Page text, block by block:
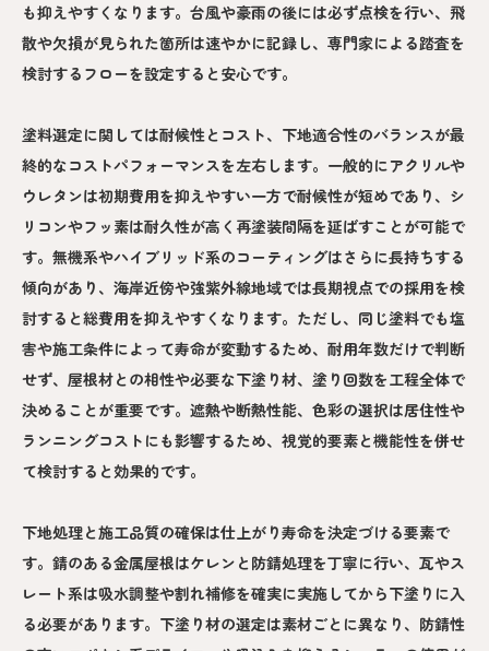
も抑えやすくなります。台風や豪雨の後には必ず点検を行い、飛
散や欠損が見られた箇所は速やかに記録し、専門家による踏査を
検討するフローを設定すると安心です。
塗料選定に関しては耐候性とコスト、下地適合性のバランスが最
終的なコストパフォーマンスを左右します。一般的にアクリルや
ウレタンは初期費用を抑えやすい一方で耐候性が短めであり、シ
リコンやフッ素は耐久性が高く再塗装間隔を延ばすことが可能で
す。無機系やハイブリッド系のコーティングはさらに長持ちする
傾向があり、海岸近傍や強紫外線地域では長期視点での採用を検
討すると総費用を抑えやすくなります。ただし、同じ塗料でも塩
害や施工条件によって寿命が変動するため、耐用年数だけで判断
せず、屋根材との相性や必要な下塗り材、塗り回数を工程全体で
決めることが重要です。遮熱や断熱性能、色彩の選択は居住性や
ランニングコストにも影響するため、視覚的要素と機能性を併せ
て検討すると効果的です。
下地処理と施工品質の確保は仕上がり寿命を決定づける要素で
す。錆のある金属屋根はケレンと防錆処理を丁寧に行い、瓦やス
レート系は吸水調整や割れ補修を確実に実施してから下塗りに入
る必要があります。下塗り材の選定は素材ごとに異なり、防錆性